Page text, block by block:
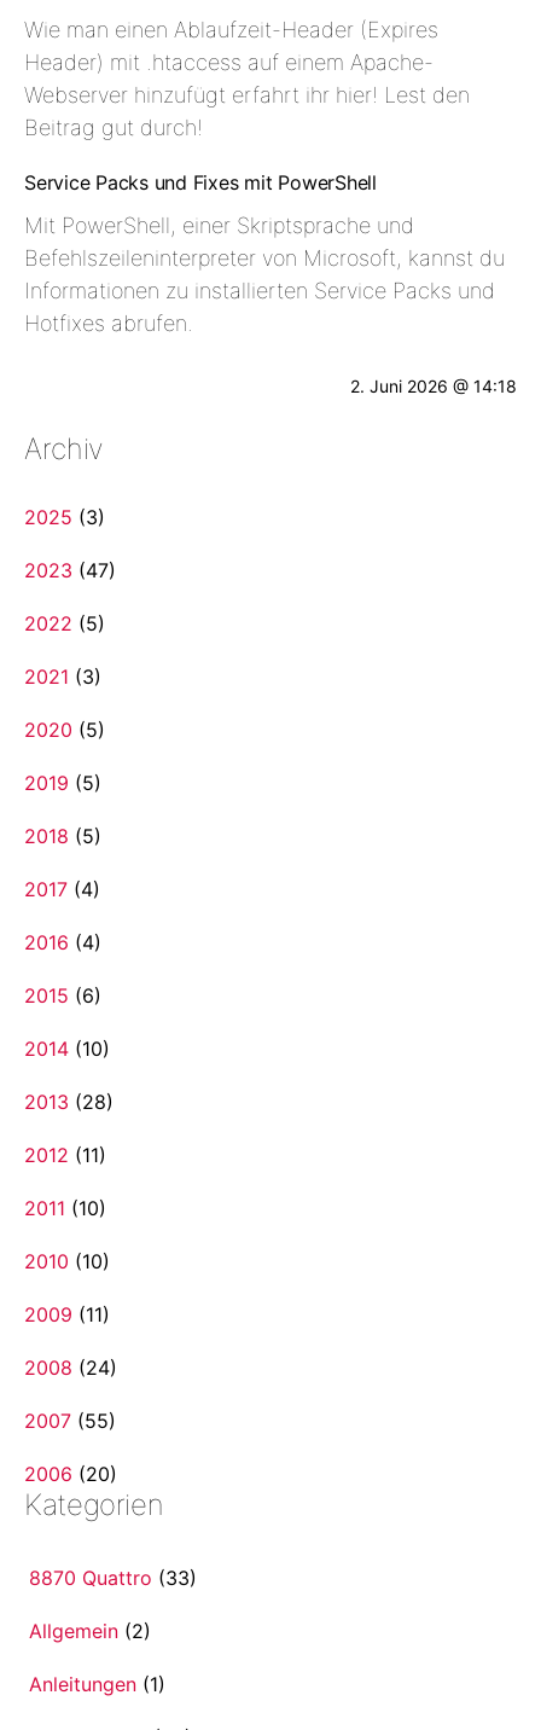
Wie man einen Ablaufzeit-Header (Expires
Header) mit .htaccess auf einem Apache-
Webserver hinzufügt erfahrt ihr hier! Lest den
Beitrag gut durch!
Service Packs und Fixes mit PowerShell
Mit PowerShell, einer Skriptsprache und
Befehlszeileninterpreter von Microsoft, kannst du
Informationen zu installierten Service Packs und
Hotfixes abrufen.
2. Juni 2026 @ 14:18
Archiv
2025 (3)
2023 (47)
2022 (5)
2021 (3)
2020 (5)
2019 (5)
2018 (5)
2017 (4)
2016 (4)
2015 (6)
2014 (10)
2013 (28)
2012 (11)
2011 (10)
2010 (10)
2009 (11)
2008 (24)
2007 (55)
2006 (20)
Kategorien
8870 Quattro (33)
Allgemein (2)
Anleitungen (1)